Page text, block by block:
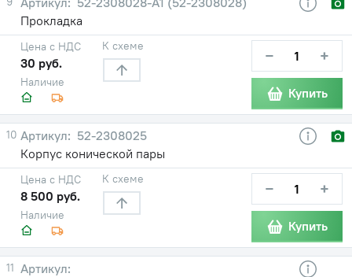
Прокладка
Наличие
Цена с НДС
30 руб.
К схеме − +
Купить
10
52-2308025
Корпус конической пары
Наличие
Цена с НДС
8 500 руб.
К схеме − +
Купить
11